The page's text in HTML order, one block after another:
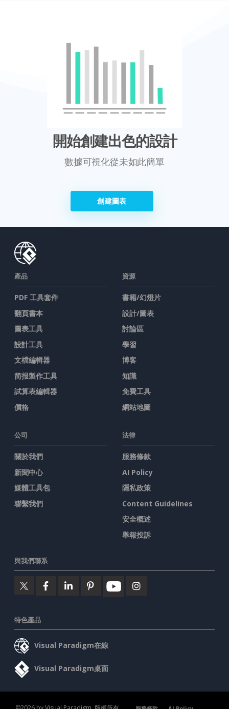
開始創建出色的設計
數據可視化從未如此簡單
創建圖表
產品
PDF 工具套件
翻頁書本
圖表工具
設計工具
文檔編輯器
简报製作工具
試算表編輯器
價格
資源
書籍/幻燈片
設計/圖表
討論區
學習
博客
知識
免費工具
網站地圖
公司
關於我們
新聞中心
媒體工具包
聯繫我們
法律
服務條款
AI Policy
隱私政策
Content Guidelines
安全概述
舉報投訴
與我們聯系
特色產品
Visual Paradigm在線
Visual Paradigm桌面